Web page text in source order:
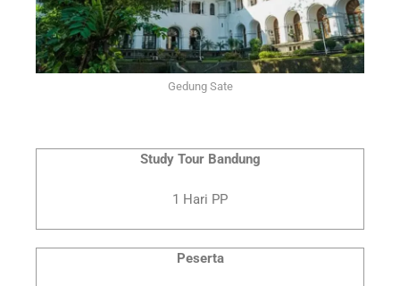
Gedung Sate
Study Tour Bandung
1 Hari PP
Peserta